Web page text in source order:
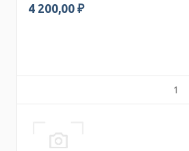
4 200,00 ₽